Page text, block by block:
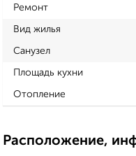
Ремонт
Вид жилья
Санузел
Площадь кухни
Отопление
Расположение,